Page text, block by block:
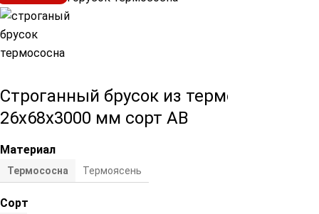
Строганный брусок из термососны
26х68х3000 мм сорт АВ
Материал
Термососна Термоясень
Сорт